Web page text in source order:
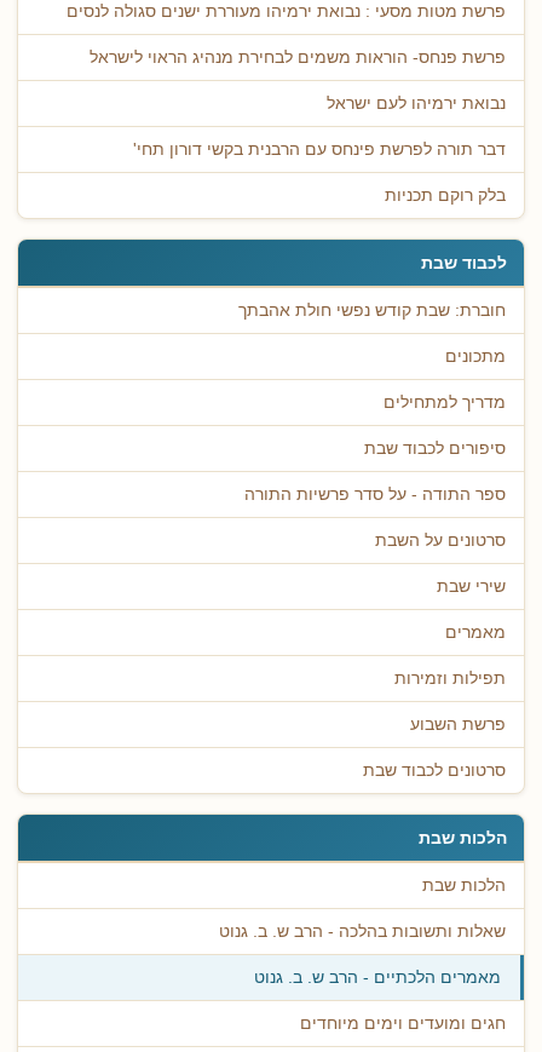
פרשת מטות מסעי : נבואת ירמיהו מעוררת ישנים סגולה לנסים
פרשת פנחס- הוראות משמים לבחירת מנהיג הראוי לישראל
נבואת ירמיהו לעם ישראל
דבר תורה לפרשת פינחס עם הרבנית בקשי דורון תחי'
בלק רוקם תכניות
לכבוד שבת
חוברת: שבת קודש נפשי חולת אהבתך
מתכונים
מדריך למתחילים
סיפורים לכבוד שבת
ספר התודה - על סדר פרשיות התורה
סרטונים על השבת
שירי שבת
מאמרים
תפילות וזמירות
פרשת השבוע
סרטונים לכבוד שבת
הלכות שבת
הלכות שבת
שאלות ותשובות בהלכה - הרב ש. ב. גנוט
מאמרים הלכתיים - הרב ש. ב. גנוט
חגים ומועדים וימים מיוחדים